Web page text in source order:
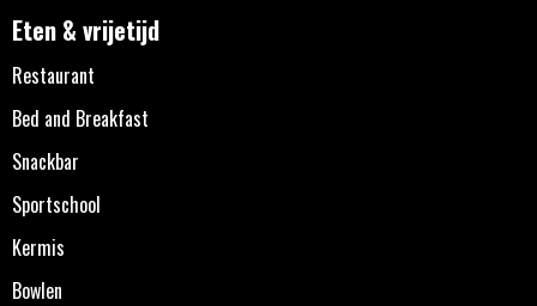
Eten & vrijetijd
Restaurant
Bed and Breakfast
Snackbar
Sportschool
Kermis
Bowlen